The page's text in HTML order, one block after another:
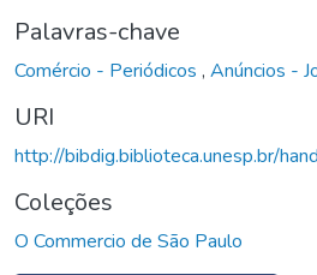
Palavras-chave
Comércio - Periódicos , Anúncios -
URI
http://bibdig.biblioteca.unesp.br/
Coleções
O Commercio de São Paulo